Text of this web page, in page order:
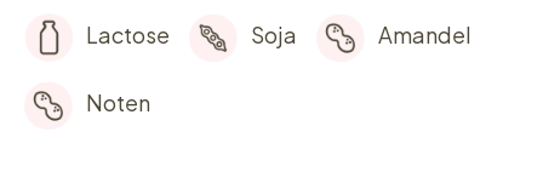
Lactose Soja Amandel
Noten